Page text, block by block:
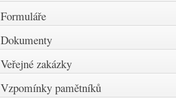
Formuláře
Dokumenty
Veřejné zakázky
Vzpomínky pamětníků